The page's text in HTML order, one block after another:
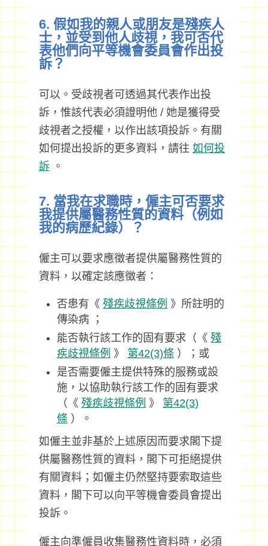
6. 假如我的親人或朋友是殘疾人
士，並受到他人歧視，我可否代
表他們向平等機會委員會作出投
訴？
可以。受歧視者可透過其代表作出投
訴，惟該代表必須證明他 / 她是獲得受
歧視者之授權，以作出該項投訴。有關
如何提出投訴的更多資料，請往 如何投
訴。
7. 當我在求職時，僱主可否要求
我提供屬醫務性質的資料（例如
我的病歷紀錄）？
僱主可以要求應徵者提供屬醫務性質的
資料，以確定該應徵者：
否患有《 殘疾歧視條例 》所註明的
傳染病 ；
能否執行該工作的固有要求（《 殘
疾歧視條例 》 第42(3)條 ）；或
是否需要僱主提供特殊的服務或設
施，以協助執行該工作的固有要求
（《 殘疾歧視條例 》 第42(3)
條 ）。
如僱主並非基於上述原因而要求閣下提
供屬醫務性質的資料，閣下可拒絕提供
有關資料；如僱主仍然堅持要索取這些
資料，閣下可以向平等機會委員會提出
投訴。
僱主向準僱員收集醫務性資料時，必須